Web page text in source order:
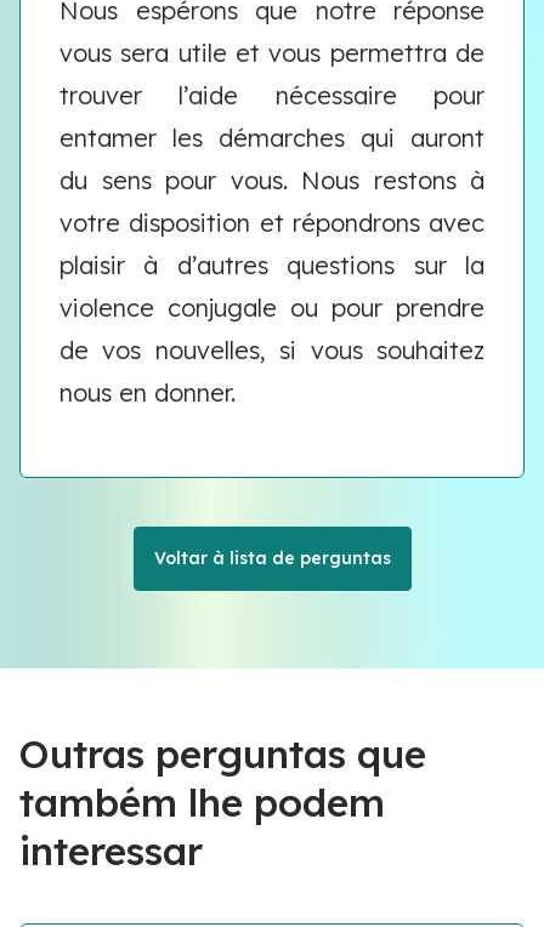
Nous espérons que notre réponse
vous sera utile et vous permettra de
trouver l’aide nécessaire pour
entamer les démarches qui auront
du sens pour vous. Nous restons à
votre disposition et répondrons avec
plaisir à d’autres questions sur la
violence conjugale ou pour prendre
de vos nouvelles, si vous souhaitez
nous en donner.
Voltar à lista de perguntas
Outras perguntas que
também lhe podem
interessar